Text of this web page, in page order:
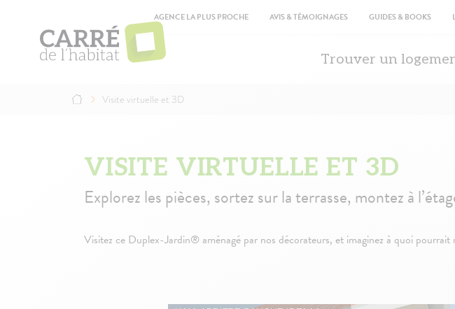
AGENCE LA PLUS PROCHE AVIS & TÉMOIGNAGES GUIDES & BOOKS
navigation
Trouver un
Visite virtuelle et 3D
VISITE VIRTUELLE ET 3D
Explorez les pièces, sortez sur la terrasse, montez à
Visitez ce Duplex-Jardin® aménagé par nos décorateurs, et imaginez à quoi pourrait